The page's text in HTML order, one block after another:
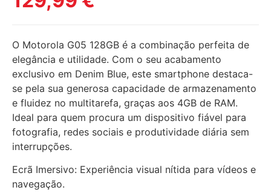
O Motorola G05 128GB é a combinação perfeita de
elegância e utilidade. Com o seu acabamento
exclusivo em Denim Blue, este smartphone destaca-
se pela sua generosa capacidade de armazenamento
e fluidez no multitarefa, graças aos 4GB de RAM.
Ideal para quem procura um dispositivo fiável para
fotografia, redes sociais e produtividade diária sem
interrupções.
Ecrã Imersivo: Experiência visual nítida para vídeos e
navegação.